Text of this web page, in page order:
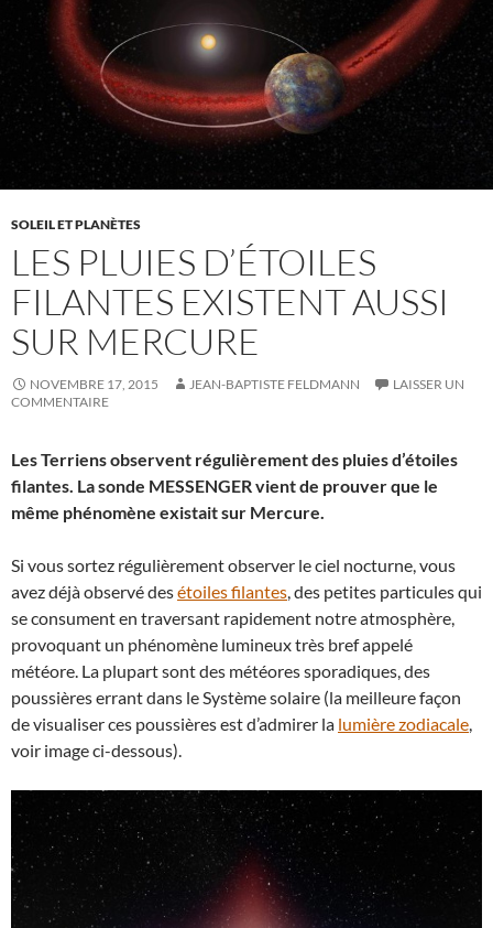
SOLEIL ET PLANÈTES
LES PLUIES D’ÉTOILES
FILANTES EXISTENT AUSSI
SUR MERCURE
NOVEMBRE 17, 2015 JEAN-BAPTISTE FELDMANN
LAISSER UN
COMMENTAIRE
Les Terriens observent régulièrement des pluies d’étoiles
filantes. La sonde MESSENGER vient de prouver que le
même phénomène existait sur Mercure.
Si vous sortez régulièrement observer le ciel nocturne, vous
avez déjà observé desétoiles filantes, des petites particules qui
se consument en traversant rapidement notre atmosphère,
provoquant un phénomène lumineux très bref appelé
météore. La plupart sont des météores sporadiques, des
poussières errant dans le Système solaire (la meilleure façon
de visualiser ces poussières est d’admirer la lumière zodiacale,
voir image ci-dessous).